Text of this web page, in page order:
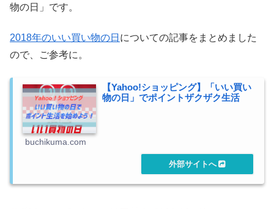
物の日」です。
2018年のいい買い物の日 についての記事をまとめました
ので、ご参考に。
【Yahoo!ショッピング】「いい買い
物の日」でポイントザクザク生活
buchikuma.com